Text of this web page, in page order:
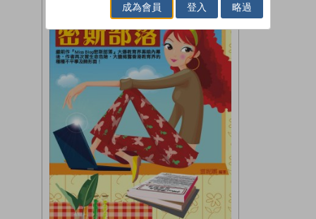
成為會員 登入 略過